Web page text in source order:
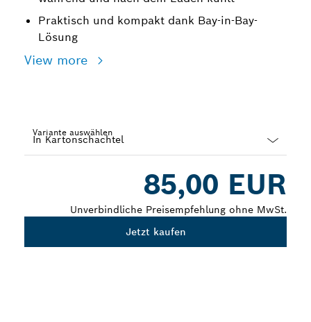
Praktisch und kompakt dank Bay-in-Bay-
Lösung
View more
Variante auswählen
85,00 EUR
Unverbindliche Preisempfehlung ohne MwSt.
Jetzt kaufen